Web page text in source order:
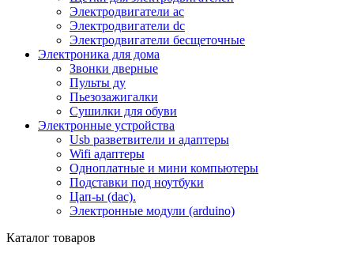
Электродвигатели ac
Электродвигатели dc
Электродвигатели бесщеточные
Электроника для дома
Звонки дверные
Пульты ду
Пьезозажигалки
Сушилки для обуви
Электронные устройства
Usb разветвители и адаптеры
Wifi адаптеры
Одноплатные и мини компьютеры
Подставки под ноутбуки
Цап-ы (dac).
Электронные модули (arduino)
Каталог товаров